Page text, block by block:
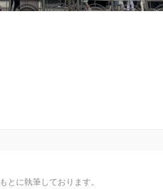
に執筆しております。